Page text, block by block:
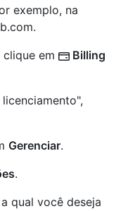
exemplo, na
em
Billing
Gerenciar.
.
qual você deseja